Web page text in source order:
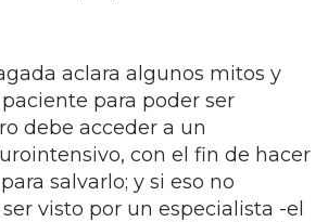
aclara algunos mitos y
para poder ser
debe acceder a un
con el fin de hacer
salvarlo; y si eso no
visto por un especialista -el